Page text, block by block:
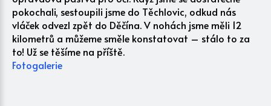
pokochali, sestoupili jsme do Těchlovic, odkud nás
vláček odvezl zpět do Děčína. V nohách jsme měli 12
kilometrů a můžeme směle konstatovat – stálo to za
to! Už se těšíme na příště.
Fotogalerie